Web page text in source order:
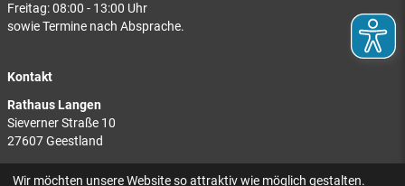
Freitag: 08:00 - 13:00 Uhr
sowie Termine nach Absprache.
Kontakt
Rathaus Langen
Sieverner Straße 10
27607 Geestland
Rathaus Bad Bederkesa
Wir möchten unsere Website so attraktiv wie möglich gestalten.